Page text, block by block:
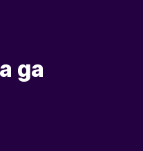
ga